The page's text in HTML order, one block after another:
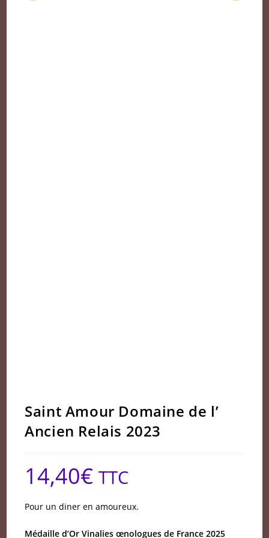
Saint Amour Domaine de l’
Ancien Relais 2023
14,40€ TTC
Pour un diner en amoureux.
Médaille d’Or Vinalies œnologues de France 2025